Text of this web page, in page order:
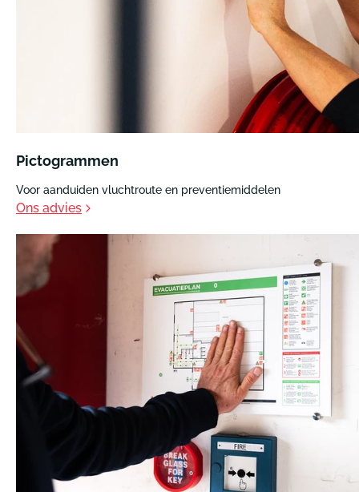
Pictogrammen
Voor aanduiden vluchtroute en preventiemiddelen
Ons advies